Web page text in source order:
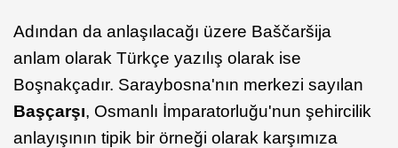
Adından da anlaşılacağı üzere Baščaršija
anlam olarak Türkçe yazılış olarak ise
Boşnakçadır. Saraybosna'nın merkezi sayılan
Başçarşı, Osmanlı İmparatorluğu'nun şehircilik
anlayışının tipik bir örneği olarak karşımıza